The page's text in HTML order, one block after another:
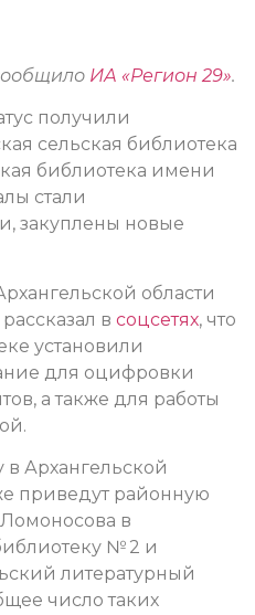
ИА «Регион 29».
получили
сельская библиотека
библиотека имени
стали
закуплены новые
области
в соцсетях, что
установили
для оцифровки
а также для работы
в Архангельской
приведут районную
в
№ 2 и
литературный
число таких